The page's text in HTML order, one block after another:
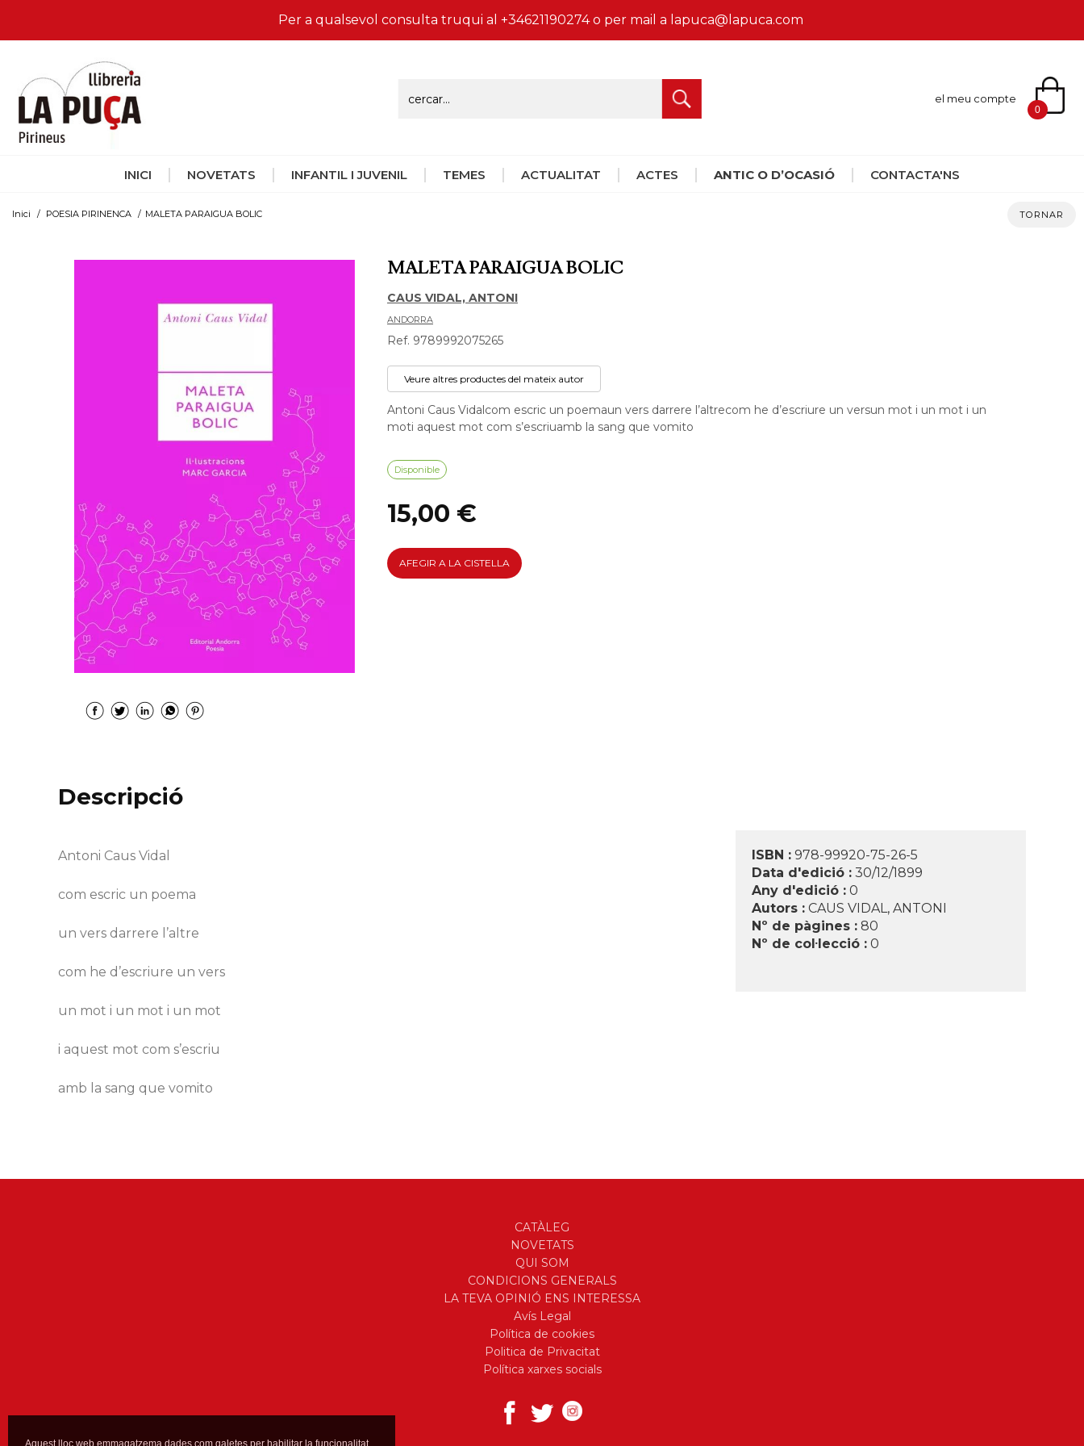
Per a qualsevol consulta truqui al +34621190274 o per mail a lapuca@lapuca.com
el meu compte
0
INICI NOVETATS INFANTIL I JUVENIL TEMES ACTUALITAT ACTES ANTIC O D’OCASIÓ CONTACTA'NS
Inici / POESIA PIRINENCA / MALETA PARAIGUA BOLIC TORNAR
MALETA PARAIGUA BOLIC
CAUS VIDAL, ANTONI
ANDORRA
Ref. 9789992075265
Veure altres productes del mateix autor
Antoni Caus Vidalcom escric un poemaun vers darrere l’altrecom he d’escriure un versun mot i un mot i un
moti aquest mot com s’escriuamb la sang que vomito
Disponible
15,00 €
AFEGIR A LA CISTELLA
Descripció
ISBN : 978-99920-75-26-5
Data d'edició : 30/12/1899
Any d'edició : 0
Autors : CAUS VIDAL, ANTONI
Nº de pàgines : 80
Nº de col·lecció : 0
Antoni Caus Vidal
com escric un poema
un vers darrere l’altre
com he d’escriure un vers
un mot i un mot i un mot
i aquest mot com s’escriu
amb la sang que vomito
CATÀLEG
NOVETATS
QUI SOM
CONDICIONS GENERALS
LA TEVA OPINIÓ ENS INTERESSA
Avís Legal
Política de cookies
Politica de Privacitat
Política xarxes socials
Aquest lloc web emmagatzema dades com galetes per habilitar la funcionalitat